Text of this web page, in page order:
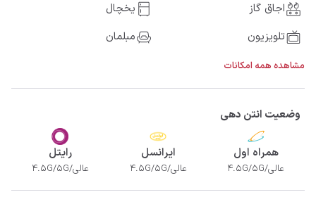
اجاق گاز
یخچال
تلویزیون
مبلمان
مشاهده همه امکانات
وضعیت انتن دهی
همراه اول
عالی/4.5G/5G
ایرانسل
عالی/4.5G/5G
رایتل
عالی/4.5G/5G